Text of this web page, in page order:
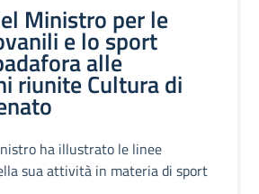
Ministro per le
e lo sport
alle
riunite Cultura di
ha illustrato le linee
sua attività in materia di sport